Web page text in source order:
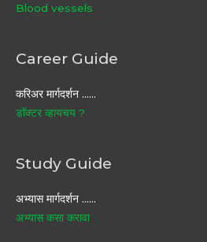
Blood vessels
Career Guide
करिअर मार्गदर्शन ……
डॉक्टर व्हायचय ?
Study Guide
अभ्यास मार्गदर्शन ……
अभ्यास कसा करावा